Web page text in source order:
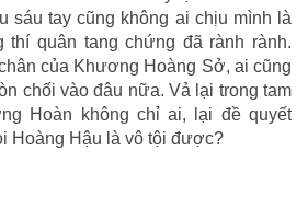
sáu tay cũng không ai chịu mình là
thí quân tang chứng đã rành rành.
của Khương Hoàng Sở, ai cũng
chối vào đâu nữa. Vả lại trong tam
Hoàn không chỉ ai, lại đề quyết
Hoàng Hậu là vô tội được?